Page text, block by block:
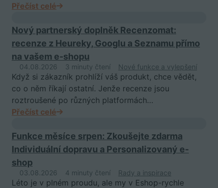
Přečíst celé
Nový partnerský doplněk Recenzomat:
recenze z Heureky, Googlu a Seznamu přímo
na vašem e-shopu
04.08.2026 3 minuty čtení Nové funkce a vylepšení
Když si zákazník prohlíží váš produkt, chce vědět,
co o něm říkají ostatní. Jenže recenze jsou
roztroušené po různých platformách…
Přečíst celé
Funkce měsíce srpen: Zkoušejte zdarma
Individuální dopravu a Personalizovaný e-
shop
03.08.2026 4 minuty čtení Rady a inspirace
Léto je v plném proudu, ale my v Eshop-rychle